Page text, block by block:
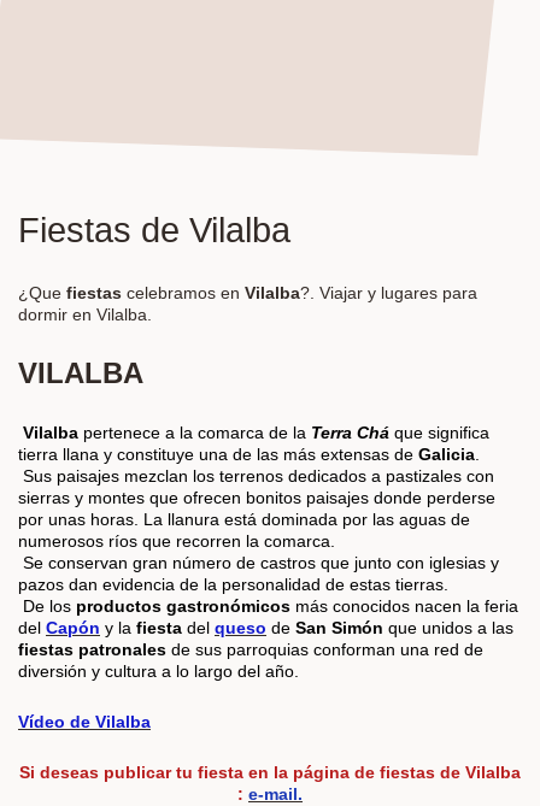
Fiestas de Vilalba
¿Que fiestas celebramos en Vilalba?. Viajar y lugares para
dormir en Vilalba.
VILALBA
Vilalba pertenece a la comarca de la Terra Chá que significa
tierra llana y constituye una de las más extensas de Galicia.
Sus paisajes mezclan los terrenos dedicados a pastizales con
sierras y montes que ofrecen bonitos paisajes donde perderse
por unas horas. La llanura está dominada por las aguas de
numerosos ríos que recorren la comarca.
Se conservan gran número de castros que junto con iglesias y
pazos dan evidencia de la personalidad de estas tierras.
De los productos gastronómicos más conocidos nacen la feria
del Capón y la fiesta del queso de San Simón que unidos a las
fiestas patronales de sus parroquias conforman una red de
diversión y cultura a lo largo del año.
Vídeo de Vilalba
Si deseas publicar tu fiesta en la página de fiestas de Vilalba
: e-mail.